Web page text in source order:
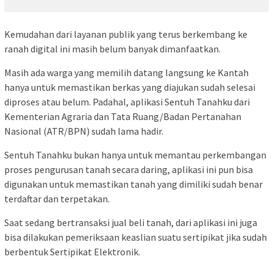
Kemudahan dari layanan publik yang terus berkembang ke
ranah digital ini masih belum banyak dimanfaatkan.
Masih ada warga yang memilih datang langsung ke Kantah
hanya untuk memastikan berkas yang diajukan sudah selesai
diproses atau belum. Padahal, aplikasi Sentuh Tanahku dari
Kementerian Agraria dan Tata Ruang/Badan Pertanahan
Nasional (ATR/BPN) sudah lama hadir.
Sentuh Tanahku bukan hanya untuk memantau perkembangan
proses pengurusan tanah secara daring, aplikasi ini pun bisa
digunakan untuk memastikan tanah yang dimiliki sudah benar
terdaftar dan terpetakan.
Saat sedang bertransaksi jual beli tanah, dari aplikasi ini juga
bisa dilakukan pemeriksaan keaslian suatu sertipikat jika sudah
berbentuk Sertipikat Elektronik.